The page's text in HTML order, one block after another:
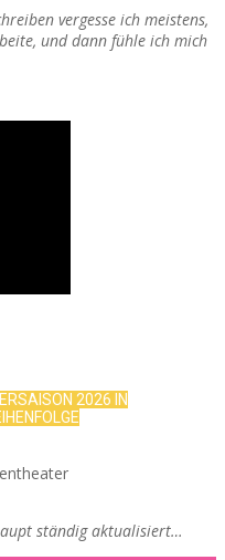
vergesse ich meistens,
und dann fühle ich mich
2026 IN
ständig aktualisiert…